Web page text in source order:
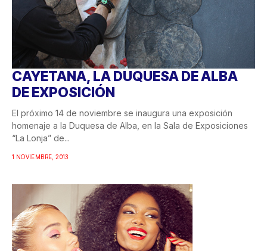
CAYETANA, LA DUQUESA DE ALBA
DE EXPOSICIÓN
El próximo 14 de noviembre se inaugura una exposición
homenaje a la Duquesa de Alba, en la Sala de Exposiciones
“La Lonja” de...
1 NOVIEMBRE, 2013